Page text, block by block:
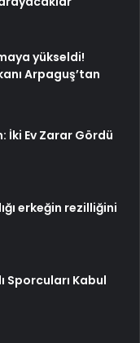
yükseldi!
Arpaguş’tan
İki Ev Zarar Gördü
erkeğin rezilliğini
Sporcuları Kabul